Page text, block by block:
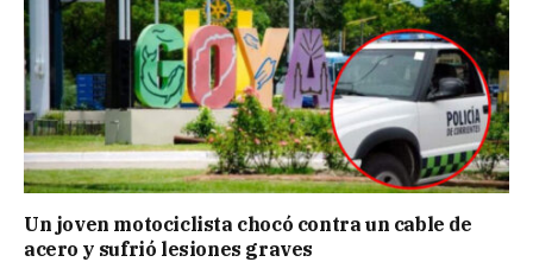
Un joven motociclista chocó contra un cable de
acero y sufrió lesiones graves